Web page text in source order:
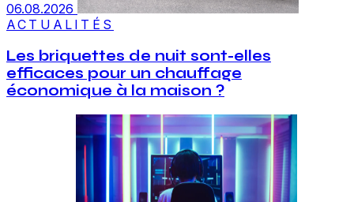
06.08.2026
ACTUALITÉS
Les briquettes de nuit sont-elles
efficaces pour un chauffage
économique à la maison ?